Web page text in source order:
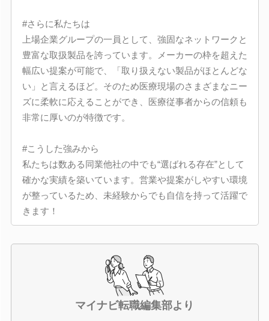
#さらに私たちは
上場企業グループの一員として、強固なネットワークと
豊富な取扱製品を誇っています。メーカーの枠を超えた
幅広い提案が可能で、「取り扱えない製品がほとんどな
い」と言えるほど。そのため医療現場のさまざまなニー
ズに柔軟に応えることができ、医療従事者からの信頼も
非常に厚いのが特徴です。
#こうした強みから
私たちは数ある同業他社の中でも“選ばれる存在”として
確かな実績を築いています。営業や提案がしやすい環境
が整っているため、未経験からでも自信を持って活躍で
きます！
マイナビ転職編集部より